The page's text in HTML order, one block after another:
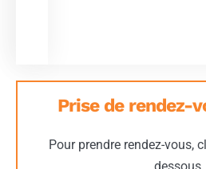
Prise de rendez-
Pour prendre rendez-vous,
dessous.